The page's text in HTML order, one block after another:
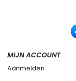
MIJN ACCOUNT
Aanmelden